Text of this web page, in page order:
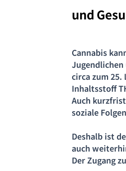
und
Cannabis
Jugendlichen
circa zum
Inhaltsstoff
Auch
soziale
Deshalb ist
auch
Der Zugang